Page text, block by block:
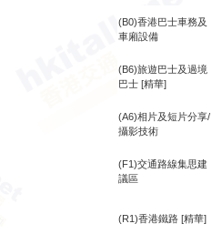
(B0)香港巴士車務及
車廂設備
(B6)旅遊巴士及過境
巴士 [精華]
(A6)相片及短片分享/
攝影技術
(F1)交通路線集思建
議區
(R1)香港鐵路 [精華]